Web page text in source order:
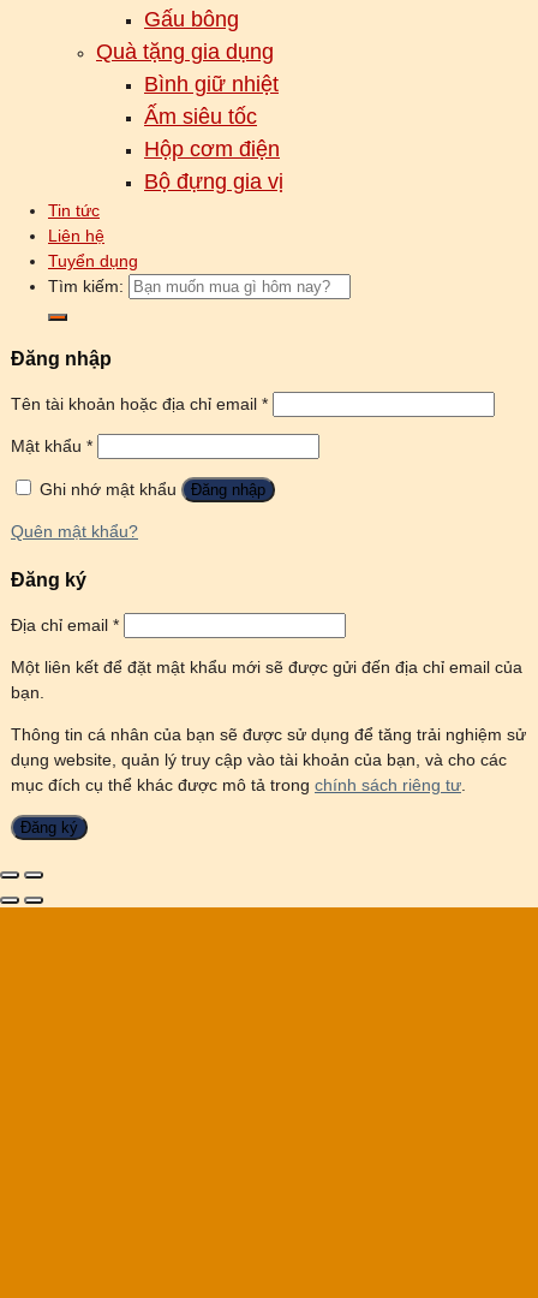
Gấu bông
Quà tặng gia dụng
Bình giữ nhiệt
Ấm siêu tốc
Hộp cơm điện
Bộ đựng gia vị
Tin tức
Liên hệ
Tuyển dụng
Tìm kiếm:
Đăng nhập
Tên tài khoản hoặc địa chỉ email *
Mật khẩu *
Ghi nhớ mật khẩu Đăng nhập
Quên mật khẩu?
Đăng ký
Địa chỉ email *
Một liên kết để đặt mật khẩu mới sẽ được gửi đến địa chỉ email của
bạn.
Thông tin cá nhân của bạn sẽ được sử dụng để tăng trải nghiệm sử
dụng website, quản lý truy cập vào tài khoản của bạn, và cho các
mục đích cụ thể khác được mô tả trong chính sách riêng tư
Đăng ký